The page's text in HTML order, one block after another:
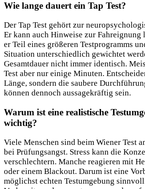
Wie lange dauert ein Tap Test?
Der Tap Test gehört zur
Er kann auch Hinweise zur
er Teil eines größeren Testprogramms
Situation unterschiedlich gewichtet
Gesamtdauer nicht immer identisch.
Test aber nur einige Minuten.
Länge, sondern die saubere
können dennoch aussagekräftig sein.
Warum ist eine realistische
wichtig?
Viele Menschen sind beim Wiener Test
bei Prüfungsangst. Stress kann die
verschlechtern. Manche reagieren mit
oder einem Blackout. Darum ist eine
möglichst echten Testumgebung